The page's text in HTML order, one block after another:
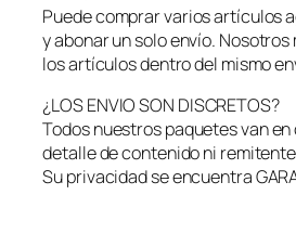
n
T
a
a
ñ
o
R
Puede comprar varios artículos
y abonar un solo envío.
los artículos dentro del mismo
¿LOS ENVIO SON DISCRETOS?
Todos nuestros paquetes van
detalle de contenido ni
Su privacidad se encuentra